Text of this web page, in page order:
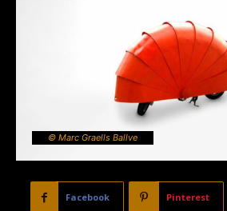
© Marc Graells Ballve
Facebook Pinterest